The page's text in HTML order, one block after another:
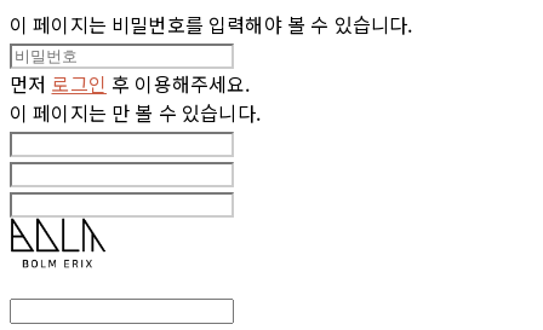
이 페이지는 비밀번호를 입력해야 볼 수 있습니다.
먼저 로그인 후 이용해주세요.
이 페이지는 만 볼 수 있습니다.